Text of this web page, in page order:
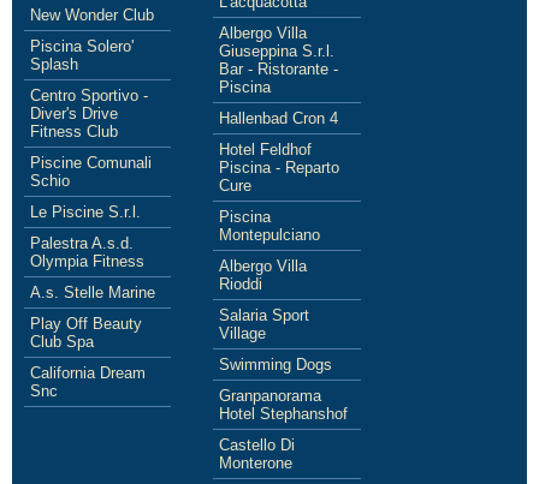
New Wonder Club
Piscina Solero'
Splash
Centro Sportivo -
Diver's Drive
Fitness Club
Piscine Comunali
Schio
Le Piscine S.r.l.
Palestra A.s.d.
Olympia Fitness
A.s. Stelle Marine
Play Off Beauty
Club Spa
California Dream
Snc
Albergo Villa
Giuseppina S.r.l.
Bar - Ristorante -
Piscina
Hallenbad Cron 4
Hotel Feldhof
Piscina - Reparto
Cure
Piscina
Montepulciano
Albergo Villa
Rioddi
Salaria Sport
Village
Swimming Dogs
Granpanorama
Hotel Stephanshof
Castello Di
Monterone